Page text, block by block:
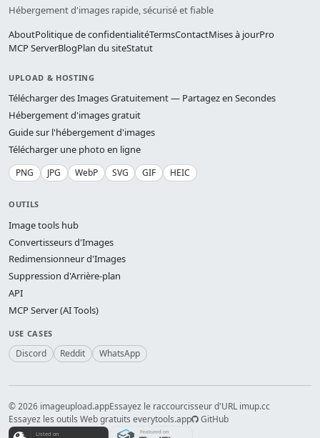
Hébergement d'images rapide, sécurisé et fiable
AboutPolitique de confidentialitéTermsContactMises à jourPro
MCP ServerBlogPlan du siteStatut
UPLOAD & HOSTING
Télécharger des Images Gratuitement — Partagez en Secondes
Hébergement d'images gratuit
Guide sur l'hébergement d'images
Télécharger une photo en ligne
PNG JPG WebP SVG GIF HEIC
OUTILS
Image tools hub
Convertisseurs d'Images
Redimensionneur d'Images
Suppression d'Arrière-plan
API
MCP Server (AI Tools)
USE CASES
Discord Reddit WhatsApp
© 2026 imageupload.appEssayez le raccourcisseur d'URL imup.cc
Essayez les outils Web gratuits everytools.app
GitHub